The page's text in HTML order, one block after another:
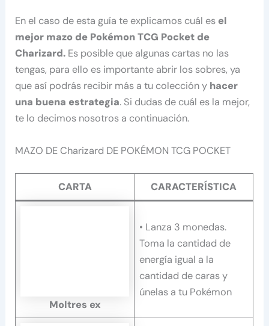
En el caso de esta guía te explicamos cuál es el
mejor mazo de Pokémon TCG Pocket de
Charizard. Es posible que algunas cartas no las
tengas, para ello es importante abrir los sobres, ya
que así podrás recibir más a tu colección y hacer
una buena estrategia. Si dudas de cuál es la mejor,
te lo decimos nosotros a continuación.
MAZO DE Charizard DE POKÉMON TCG POCKET
CARTA CARACTERÍSTICA
Moltres ex
• Lanza 3 monedas.
Toma la cantidad de
energía igual a la
cantidad de caras y
únelas a tu Pokémon